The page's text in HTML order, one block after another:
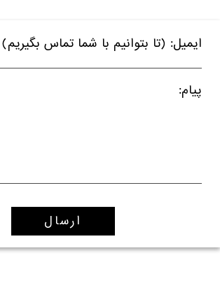
ایمیل: (تا بتوانیم با شما تماس بگیریم)
پیام: